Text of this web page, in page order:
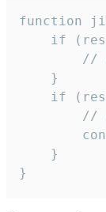
function
if
//
    }
if
//
    }
}